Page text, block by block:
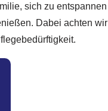
sich zu entspannen
Dabei achten wir